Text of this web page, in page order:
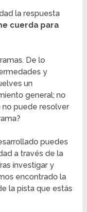
la respuesta
cuerda para
De lo
y
un
general; no
no puede resolver
puedes
a través de la
investigar y
encontrado la
la pista que estás